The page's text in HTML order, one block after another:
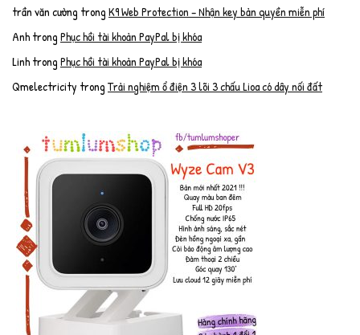
trần văn cường trongK9 Web Protection – Nhận key bản quyền miễn phí
AnhtrongPhục hồi tài khoản PayPal bị khóa
LinhtrongPhục hồi tài khoản PayPal bị khóa
Qmelectricity trongTrải nghiệm ổ điện 3 lõi 3 chấu Lioa có dây nối đất